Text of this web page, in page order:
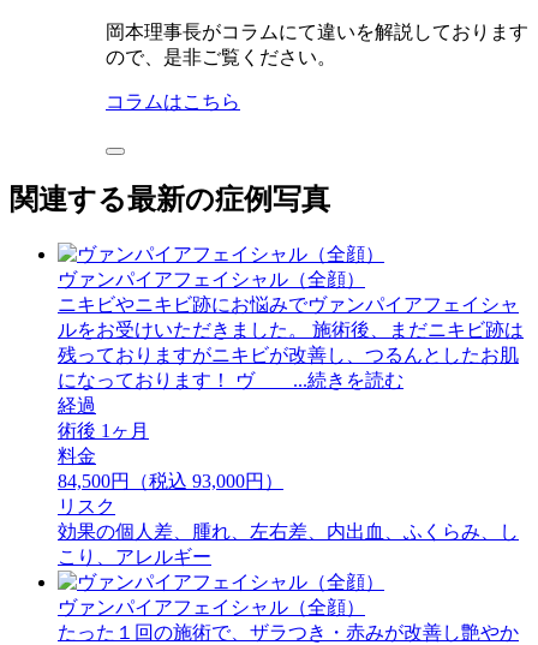
岡本理事長がコラムにて違いを解説しております
ので、是非ご覧ください。
コラムはこちら
関連する最新の症例写真
ヴァンパイアフェイシャル（全顔）
ニキビやニキビ跡にお悩みでヴァンパイアフェイシャ
ルをお受けいただきました。 施術後、まだニキビ跡は
残っておりますがニキビが改善し、つるんとしたお肌
になっております！ ヴ ...続きを読む
経過
術後 1ヶ月
料金
84,500円（税込 93,000円）
リスク
効果の個人差、腫れ、左右差、内出血、ふくらみ、し
こり、アレルギー
ヴァンパイアフェイシャル（全顔）
たった１回の施術で、ザラつき・赤みが改善し艶やか